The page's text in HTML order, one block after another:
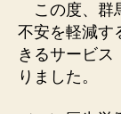
この度、群
不安を軽減す
きるサービス
りました。